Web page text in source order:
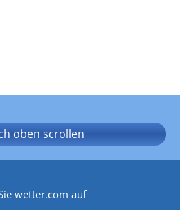
oben scrollen
wetter.com auf